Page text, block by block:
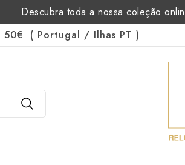
Descubra toda a nossa coleção
50€ ( Portugal / Ilhas PT )